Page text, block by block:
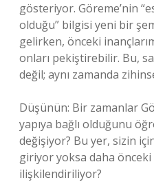
gösteriyor. Göreme’nin
olduğu” bilgisi yeni bir
gelirken, önceki
onları pekiştirebilir. Bu,
değil; aynı zamanda
Düşünün: Bir zamanlar
yapıya bağlı olduğunu
değişiyor? Bu yer, sizin
giriyor yoksa daha
ilişkilendiriliyor?